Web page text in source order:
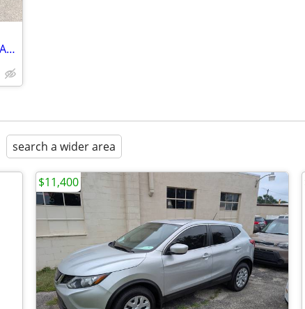
❤️ 2015 CHEVROLET EQUINOX LT 4 CYL GREAT ON GAS DRIVES PERFECTLY ❤️
search a wider area
$11,400